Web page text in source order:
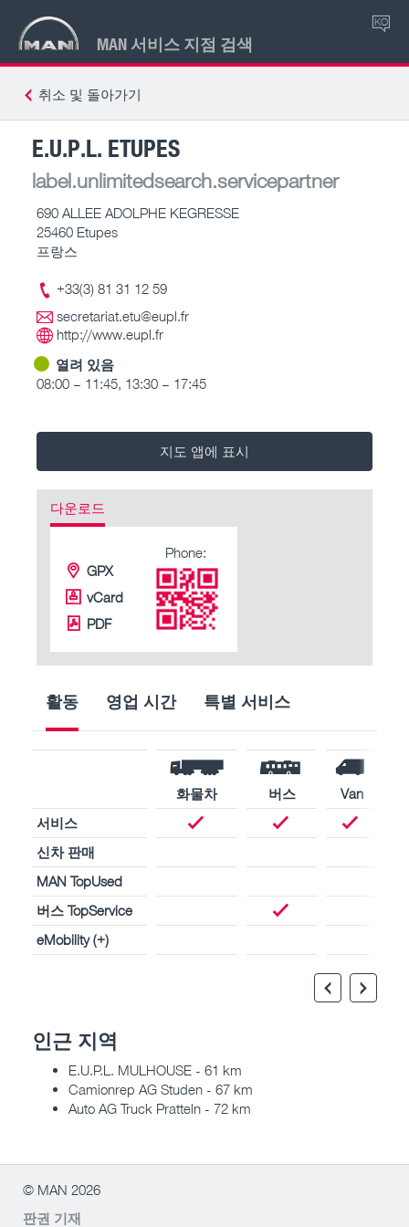
MAN 서비스 지점 검색
KO
취소 및 돌아가기
E.U.P.L. ETUPES
label.unlimitedsearch.servicepartner
690 ALLEE ADOLPHE KEGRESSE
25460 Etupes
프랑스
+33(3) 81 31 12 59
secretariat.etu@eupl.fr
http://www.eupl.fr
열려 있음
08:00 – 11:45, 13:30 – 17:45
지도 앱에 표시
다운로드
GPX
vCard
PDF
Phone:
활동 영업 시간 특별 서비스
화물차 버스
Van
서비스
신차 판매
MAN TopUsed
버스 TopService
eMobility (+)
인근 지역
E.U.P.L. MULHOUSE - 61 km
Camionrep AG Studen - 67 km
Auto AG Truck Pratteln - 72 km
© MAN 2026
판권 기재